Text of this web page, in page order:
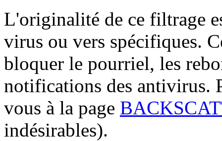
L'originalité de ce filtrage
virus ou vers spécifiques.
bloquer le pourriel, les
notifications des antivirus.
vous à la page
indésirables).